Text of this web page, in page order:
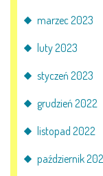
marzec 2023
luty 2023
styczeń 2023
grudzień 2022
listopad 2022
październik